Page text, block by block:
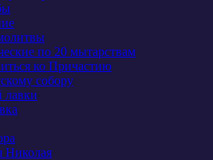
по 20 мытарствам
ко Причастию
собору
лавки
Николая